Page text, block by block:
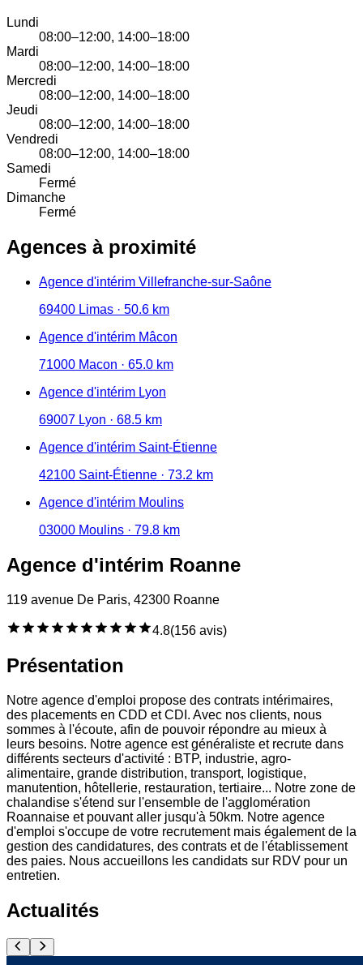
Lundi
08:00–12:00, 14:00–18:00
Mardi
08:00–12:00, 14:00–18:00
Mercredi
08:00–12:00, 14:00–18:00
Jeudi
08:00–12:00, 14:00–18:00
Vendredi
08:00–12:00, 14:00–18:00
Samedi
Fermé
Dimanche
Fermé
Agences à proximité
Agence d'intérim Villefranche-sur-Saône
69400 Limas · 50.6 km
Agence d'intérim Mâcon
71000 Macon · 65.0 km
Agence d'intérim Lyon
69007 Lyon · 68.5 km
Agence d'intérim Saint-Étienne
42100 Saint-Étienne · 73.2 km
Agence d'intérim Moulins
03000 Moulins · 79.8 km
Agence d'intérim Roanne
119 avenue De Paris, 42300 Roanne
4.8(156 avis)
Présentation
Notre agence d'emploi propose des contrats intérimaires,
des placements en CDD et CDI. Avec nos clients, nous
sommes à l'écoute, afin de pouvoir répondre au mieux à
leurs besoins. Notre agence est généraliste et recrute dans
différents secteurs d'activité : BTP, industrie, agro-
alimentaire, grande distribution, transport, logistique,
manutention, hôtellerie, restauration, tertiaire... Notre zone de
chalandise s'étend sur l'ensemble de l'agglomération
Roannaise et pouvant aller jusqu'à 50km. Notre agence
d'emploi s'occupe de votre recrutement mais également de la
gestion des candidatures, des contrats et de l'établissement
des paies. Nous accueillons les candidats sur RDV pour un
entretien.
Actualités